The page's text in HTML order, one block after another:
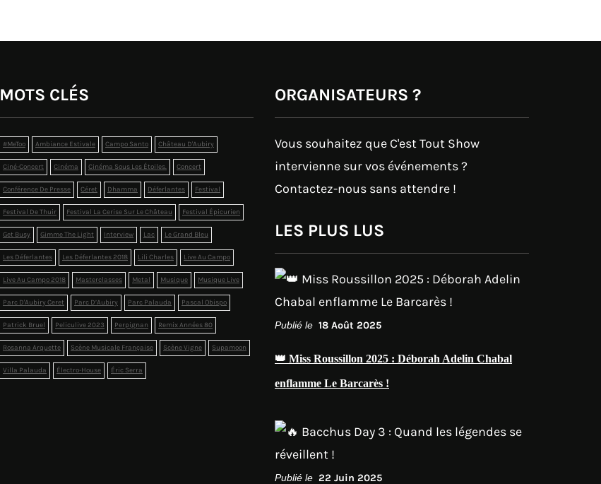
MOTS CLÉS
#MeToo Ambiance Estivale Campo Santo Château D'Aubiry
Ciné-Concert Cinéma Cinéma Sous Les Étoiles. Concert
Conférence De Presse Céret Dhamma Déferlantes Festival
Festival De Thuir Festival La Cerise Sur Le Château Festival Épicurien
Get Busy Gimme The Light Interview Lac Le Grand Bleu
Les Déferlantes Les Déferlantes 2018 Lili Charles Live Au Campo
Live Au Campo 2018 Masterclasses Metal Musique Musique Live
Parc D'Aubiry Ceret Parc D’Aubiry Parc Palauda Pascal Obispo
Patrick Bruel Peliculive 2023 Perpignan Remix Années 80
Rosanna Arquette Scène Musicale Française Scène Vigne Supamoon
Villa Palauda Électro-House Éric Serra
ORGANISATEURS ?
Vous souhaitez que C'est Tout Show
intervienne sur vos événements ?
Contactez-nous sans attendre !
LES PLUS LUS
Publié le 18 Août 2025
👑 Miss Roussillon 2025 : Déborah Adelin Chabal
enflamme Le Barcarès !
Publié le 22 Juin 2025